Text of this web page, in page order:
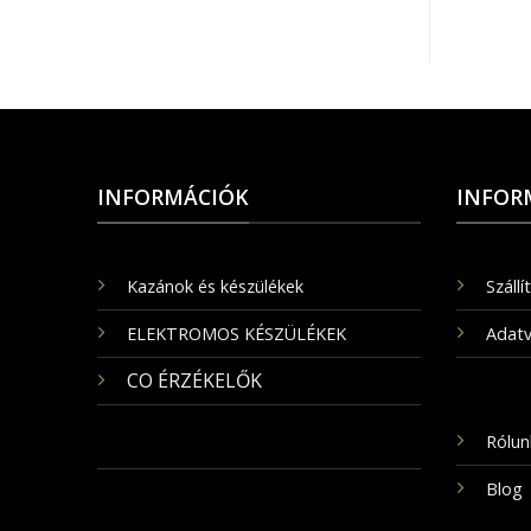
INFORMÁCIÓK
Kazánok és készülékek
ELEKTROMOS KÉSZÜLÉKEK
CO ÉRZÉKELŐK
Blog